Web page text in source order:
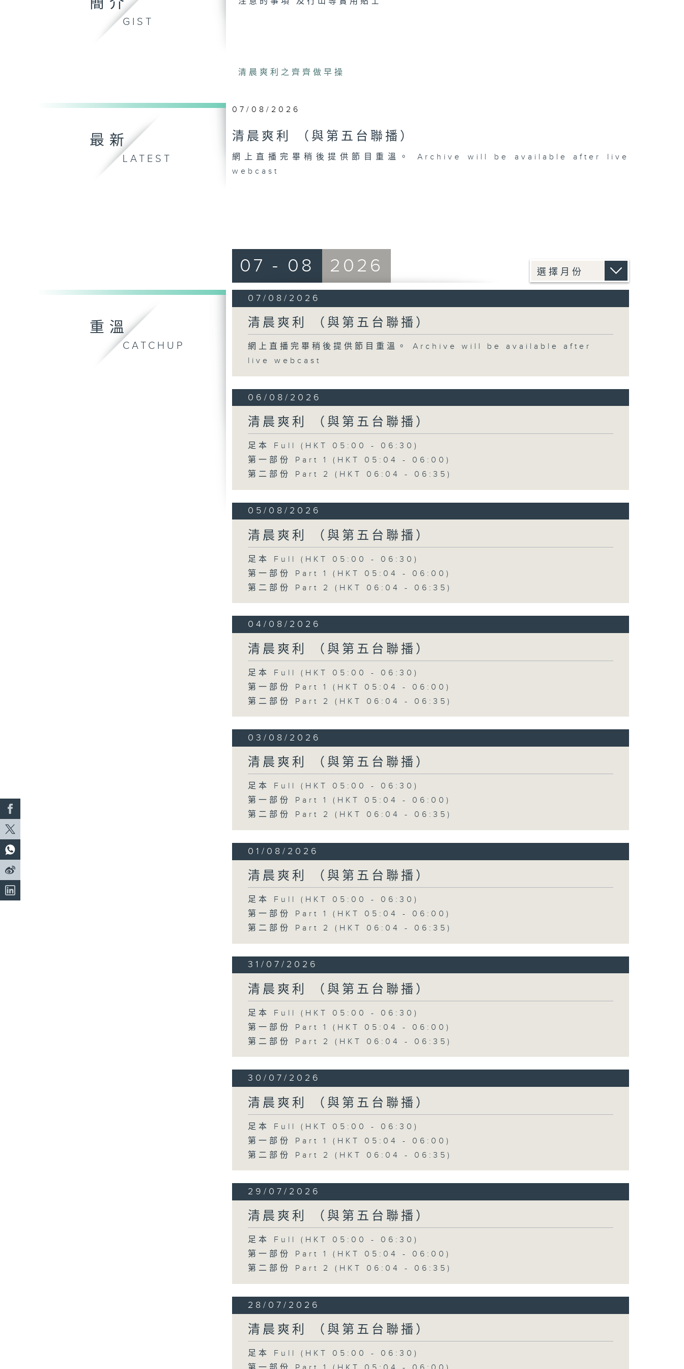
簡介
GIST
清晨爽利之齊齊做早操
最新
LATEST
07/08/2026
清晨爽利 （與第五台聯播）
網上直播完畢稍後提供節目重溫。 Archive will be available after live
webcast
重溫
CATCHUP
07 - 08 2026
07/08/2026
清晨爽利 （與第五台聯播）
網上直播完畢稍後提供節目重溫。 Archive will be available after
live webcast
06/08/2026
清晨爽利 （與第五台聯播）
足本 Full (HKT 05:00 - 06:30)
第一部份 Part 1 (HKT 05:04 - 06:00)
第二部份 Part 2 (HKT 06:04 - 06:35)
05/08/2026
清晨爽利 （與第五台聯播）
足本 Full (HKT 05:00 - 06:30)
第一部份 Part 1 (HKT 05:04 - 06:00)
第二部份 Part 2 (HKT 06:04 - 06:35)
04/08/2026
清晨爽利 （與第五台聯播）
足本 Full (HKT 05:00 - 06:30)
第一部份 Part 1 (HKT 05:04 - 06:00)
第二部份 Part 2 (HKT 06:04 - 06:35)
03/08/2026
清晨爽利 （與第五台聯播）
足本 Full (HKT 05:00 - 06:30)
第一部份 Part 1 (HKT 05:04 - 06:00)
第二部份 Part 2 (HKT 06:04 - 06:35)
01/08/2026
清晨爽利 （與第五台聯播）
足本 Full (HKT 05:00 - 06:30)
第一部份 Part 1 (HKT 05:04 - 06:00)
第二部份 Part 2 (HKT 06:04 - 06:35)
31/07/2026
清晨爽利 （與第五台聯播）
足本 Full (HKT 05:00 - 06:30)
第一部份 Part 1 (HKT 05:04 - 06:00)
第二部份 Part 2 (HKT 06:04 - 06:35)
30/07/2026
清晨爽利 （與第五台聯播）
足本 Full (HKT 05:00 - 06:30)
第一部份 Part 1 (HKT 05:04 - 06:00)
第二部份 Part 2 (HKT 06:04 - 06:35)
29/07/2026
清晨爽利 （與第五台聯播）
足本 Full (HKT 05:00 - 06:30)
第一部份 Part 1 (HKT 05:04 - 06:00)
第二部份 Part 2 (HKT 06:04 - 06:35)
28/07/2026
清晨爽利 （與第五台聯播）
足本 Full (HKT 05:00 - 06:30)